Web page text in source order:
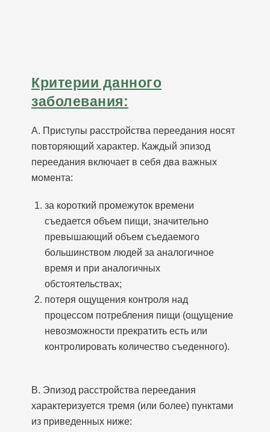
А. Приступы расстройства переедания носят
повторяющий характер. Каждый эпизод
переедания включает в себя два важных
момента:
В. Эпизод расстройства переедания
характеризуется тремя (или более) пунктами
из приведенных ниже:
Критерии данного
заболевания:
за короткий промежуток времени
съедается объем пищи, значительно
превышающий объем съедаемого
большинством людей за аналогичное
время и при аналогичных
обстоятельствах;
потеря ощущения контроля над
процессом потребления пищи (ощущение
невозможности прекратить есть или
контролировать количество съеденного).